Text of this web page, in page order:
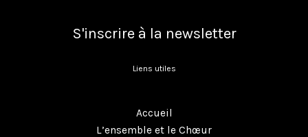
S'inscrire à la newsletter
Liens utiles
Accueil
L’ensemble et le Chœur